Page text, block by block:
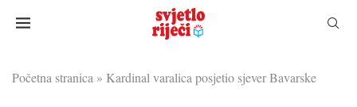
Početna stranica » Kardinal varalica posjetio sjever Bavarske